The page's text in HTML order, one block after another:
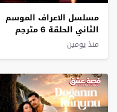
مسلسل الاعراف الموسم
الثاني الحلقة 6 مترجم
منذ يومين